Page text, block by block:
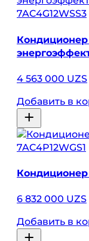
7AC4G12WSS3
4 563 000 UZS
Добавить в
7AC4P12WGS1
6 832 000 UZS
Добавить в